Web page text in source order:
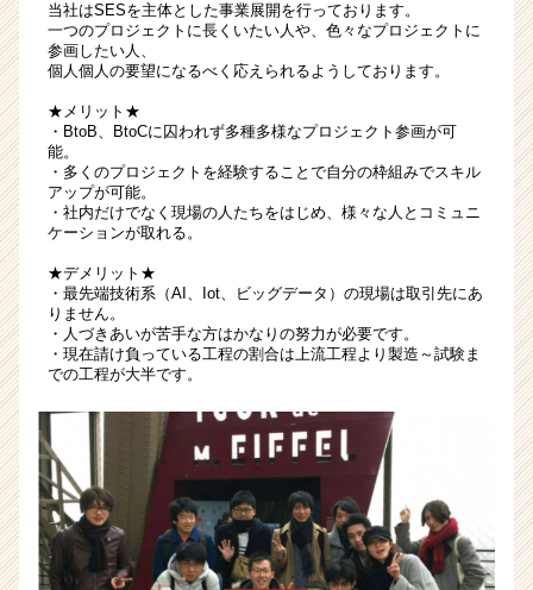
安
定
成
ベ
ン
ャ
業
す
彡
ベ
ン
チ
ー・
成
長
当社はSESを主体とした事業展開を行っております。
一つのプロジェクトに長くいたい人や、色々なプロジェクトに
参画したい人、
個人個人の要望になるべく応えられるようしております。
★メリット★
・BtoB、BtoCに囚われず多種多様なプロジェクト参画が可
能。
・多くのプロジェクトを経験することで自分の枠組みでスキル
アップが可能。
・社内だけでなく現場の人たちをはじめ、様々な人とコミュニ
ケーションが取れる。
★デメリット★
・最先端技術系（AI、Iot、ビッグデータ）の現場は取引先にあ
りません。
・人づきあいが苦手な方はかなりの努力が必要です。
・現在請け負っている工程の割合は上流工程より製造～試験ま
での工程が大半です。